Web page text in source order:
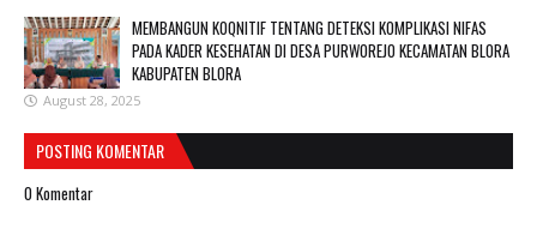
MEMBANGUN KOQNITIF TENTANG DETEKSI KOMPLIKASI NIFAS
PADA KADER KESEHATAN DI DESA PURWOREJO KECAMATAN BLORA
KABUPATEN BLORA
August 28, 2025
POSTING KOMENTAR
0 Komentar